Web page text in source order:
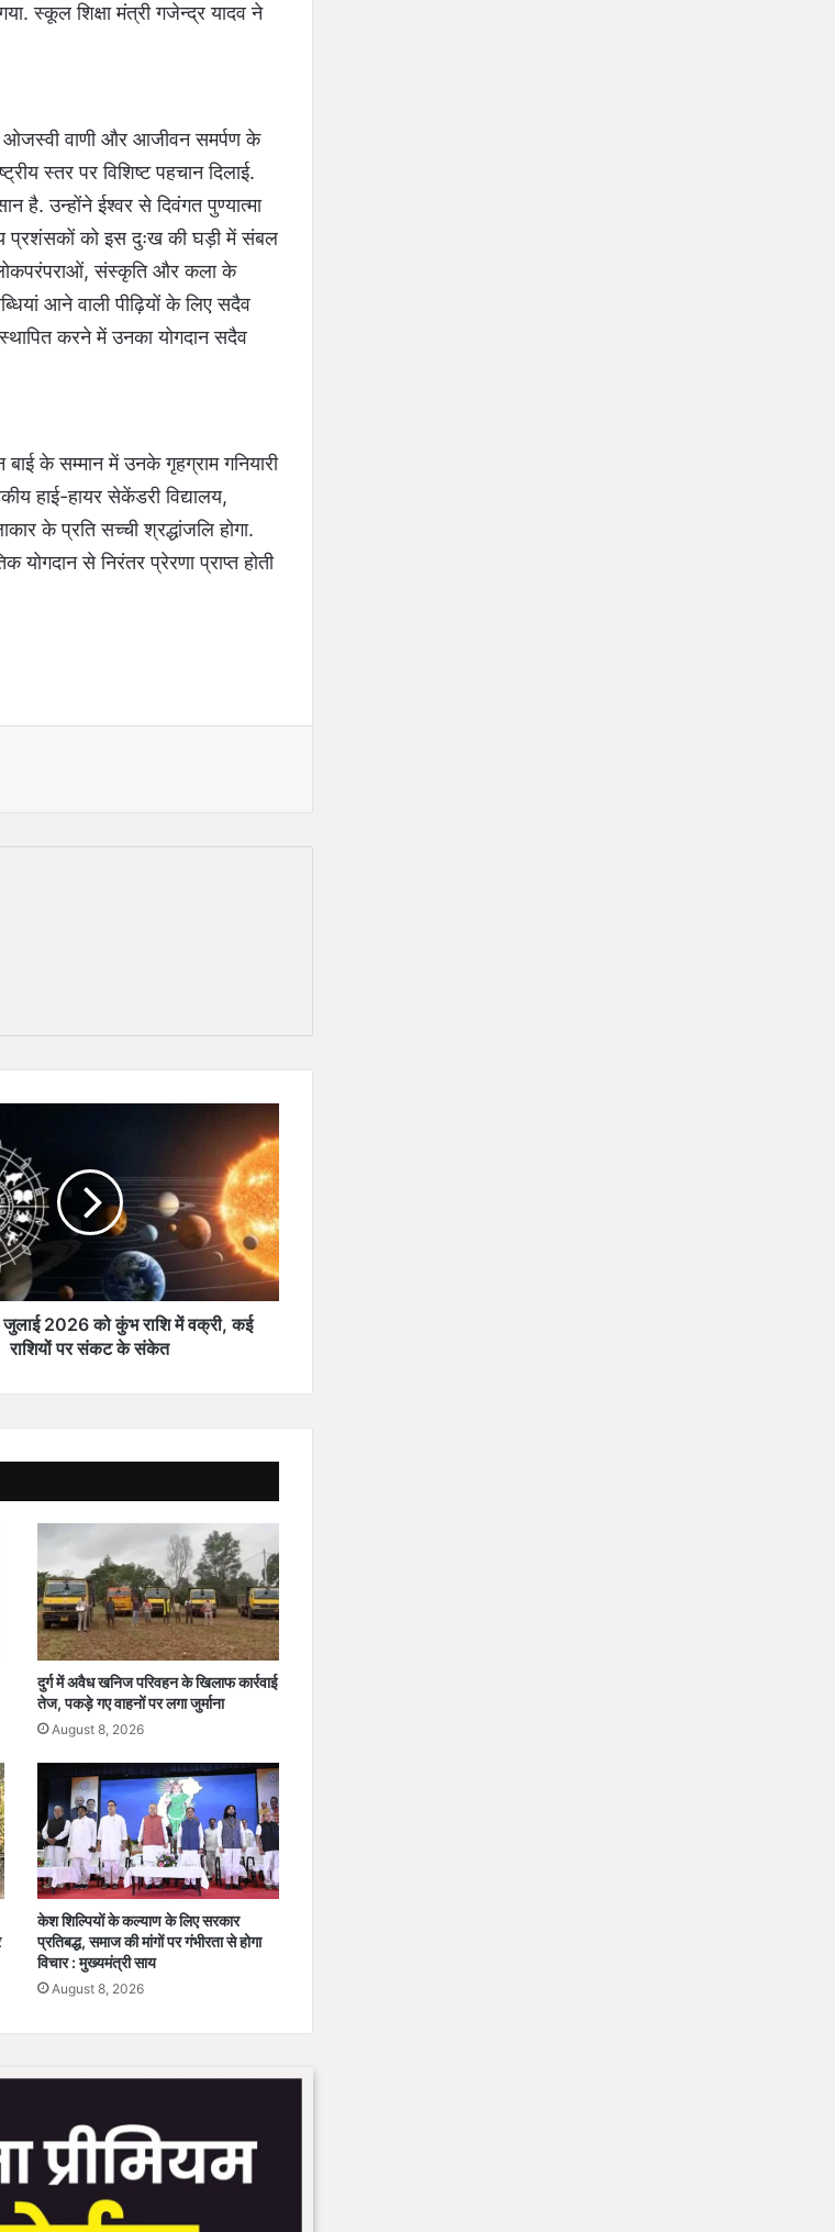
स्कूल शिक्षा मंत्री गजेन्द्र यादव ने
ओजस्वी वाणी और आजीवन समर्पण के
स्तर पर विशिष्ट पहचान दिलाई.
है. उन्होंने ईश्वर से दिवंगत पुण्यात्मा
प्रशंसकों को इस दुःख की घड़ी में संबल
लोकपरंपराओं, संस्कृति और कला के
आने वाली पीढ़ियों के लिए सदैव
करने में उनका योगदान सदैव
के सम्मान में उनके गृहग्राम गनियारी
हाई-हायर सेकेंडरी विद्यालय,
के प्रति सच्ची श्रद्धांजलि होगा.
योगदान से निरंतर प्रेरणा प्राप्त होती
2026 को कुंभ राशि में वक्री, कई
राशियों पर संकट के संकेत
दुर्ग में अवैध खनिज परिवहन के खिलाफ कार्रवाई
तेज, पकड़े गए वाहनों पर लगा जुर्माना
August 8, 2026
केश शिल्पियों के कल्याण के लिए सरकार
प्रतिबद्ध, समाज की मांगों पर गंभीरता से होगा
विचार : मुख्यमंत्री साय
August 8, 2026